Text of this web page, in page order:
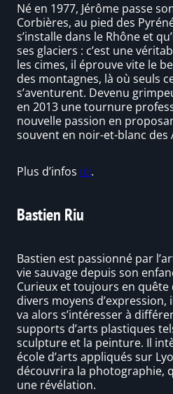
Né en 1977, Jérôme passe
Corbières, au pied des
s’installe dans le Rhône et
ses glaciers : c’est une
les cimes, il éprouve vite le
des montagnes, là où seuls
s’aventurent. Devenu
en 2013 une tournure
nouvelle passion en
souvent en noir-et-blanc des
Plus d’infos ici.
Bastien Riu
Bastien est passionné par
vie sauvage depuis son
Curieux et toujours en quête
divers moyens d’expression,
va alors s’intéresser à
supports d’arts plastiques
sculpture et la peinture. Il
école d’arts appliqués sur
découvrira la photographie,
une révélation.